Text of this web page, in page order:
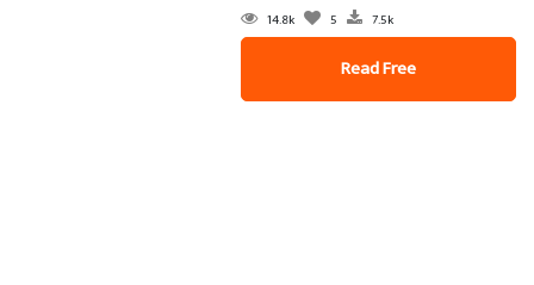
14.8k 5 7.5k
Read Free